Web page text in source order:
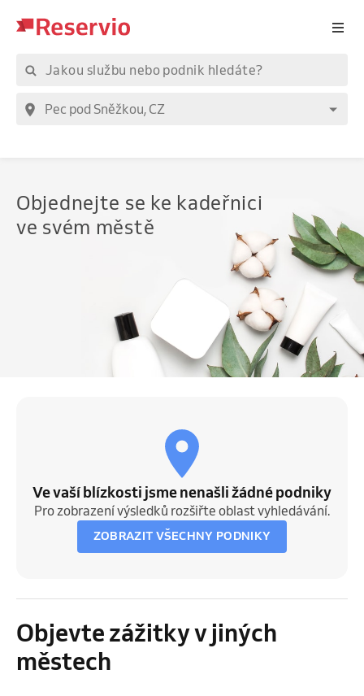
Objednejte se ke kadeřnici
ve svém městě
Ve vaší blízkosti jsme nenašli žádné podniky
Pro zobrazení výsledků rozšiřte oblast vyhledávání.
ZOBRAZIT VŠECHNY PODNIKY
Objevte zážitky v jiných
městech